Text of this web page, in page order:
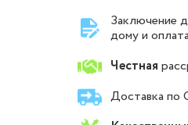
Заключение
дому и
Честная
Доставка